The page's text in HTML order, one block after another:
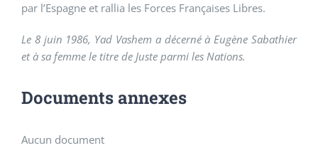
par l’Espagne et rallia les Forces Françaises Libres.
Le 8 juin 1986, Yad Vashem a décerné à Eugène Sabathier
et à sa femme le titre de Juste parmi les Nations.
Documents annexes
Aucun document